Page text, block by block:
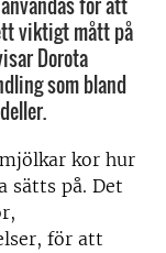
viktigt mått på
Dorota
som bland
kor hur
sätts på. Det
för att